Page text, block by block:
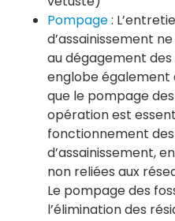
Pompage:
d’assainissement
au dégagement
englobe également
que le pompage
opération est
fonctionnement
d’assainissement,
non reliées aux
Le pompage des
l’élimination des